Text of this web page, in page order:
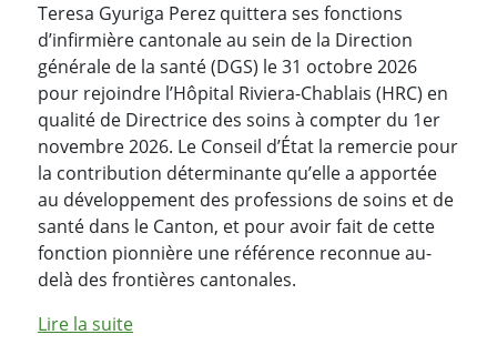
Teresa Gyuriga Perez quittera ses fonctions
d’infirmière cantonale au sein de la Direction
générale de la santé (DGS) le 31 octobre 2026
pour rejoindre l’Hôpital Riviera-Chablais (HRC) en
qualité de Directrice des soins à compter du 1er
novembre 2026. Le Conseil d’État la remercie pour
la contribution déterminante qu’elle a apportée
au développement des professions de soins et de
santé dans le Canton, et pour avoir fait de cette
fonction pionnière une référence reconnue au-
delà des frontières cantonales.
Lire la suitede l'article "Départ de l’infirmière